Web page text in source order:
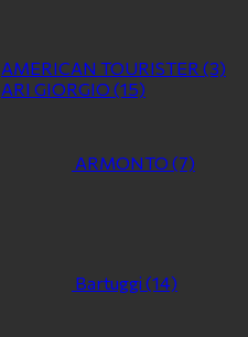
AMERICAN TOURISTER (3)
ARI GIORGIO (15)
ARMONTO (7)
Bartuggi (14)